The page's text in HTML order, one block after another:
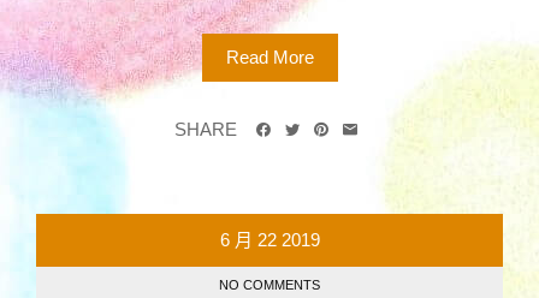
Read More
SHARE
6 月 22 2019
NO COMMENTS